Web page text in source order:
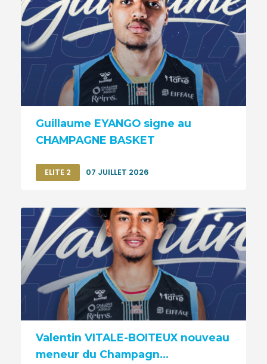
Guillaume EYANGO signe au
CHAMPAGNE BASKET
ELITE 2 07 JUILLET 2026
Valentin VITALE-BOITEUX nouveau
meneur du Champagn...